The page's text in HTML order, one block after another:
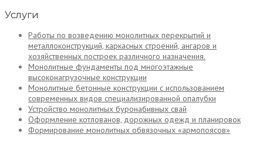
Услуги
Работы по возведению монолитных перекрытий и
металлоконструкций, каркасных строений, ангаров и
хозяйственных построек различного назначения.
Монолитные фундаменты под многоэтажные
высоконагрузочные конструкции
Монолитные бетонные конструкции с использованием
современных видов специализированной опалубки
Устройство монолитных буронабивных свай
Оформление котлованов, дорожных одежд и планировок
Формирование монолитных обвязочных «армопоясов»